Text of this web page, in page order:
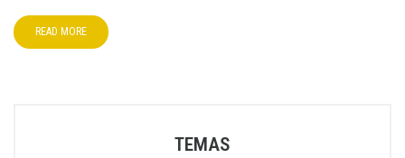
READ MORE
TEMAS